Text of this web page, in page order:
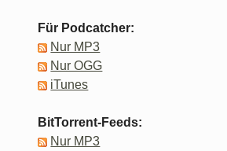
Für Podcatcher:
Nur MP3
Nur OGG
iTunes
BitTorrent-Feeds:
Nur MP3